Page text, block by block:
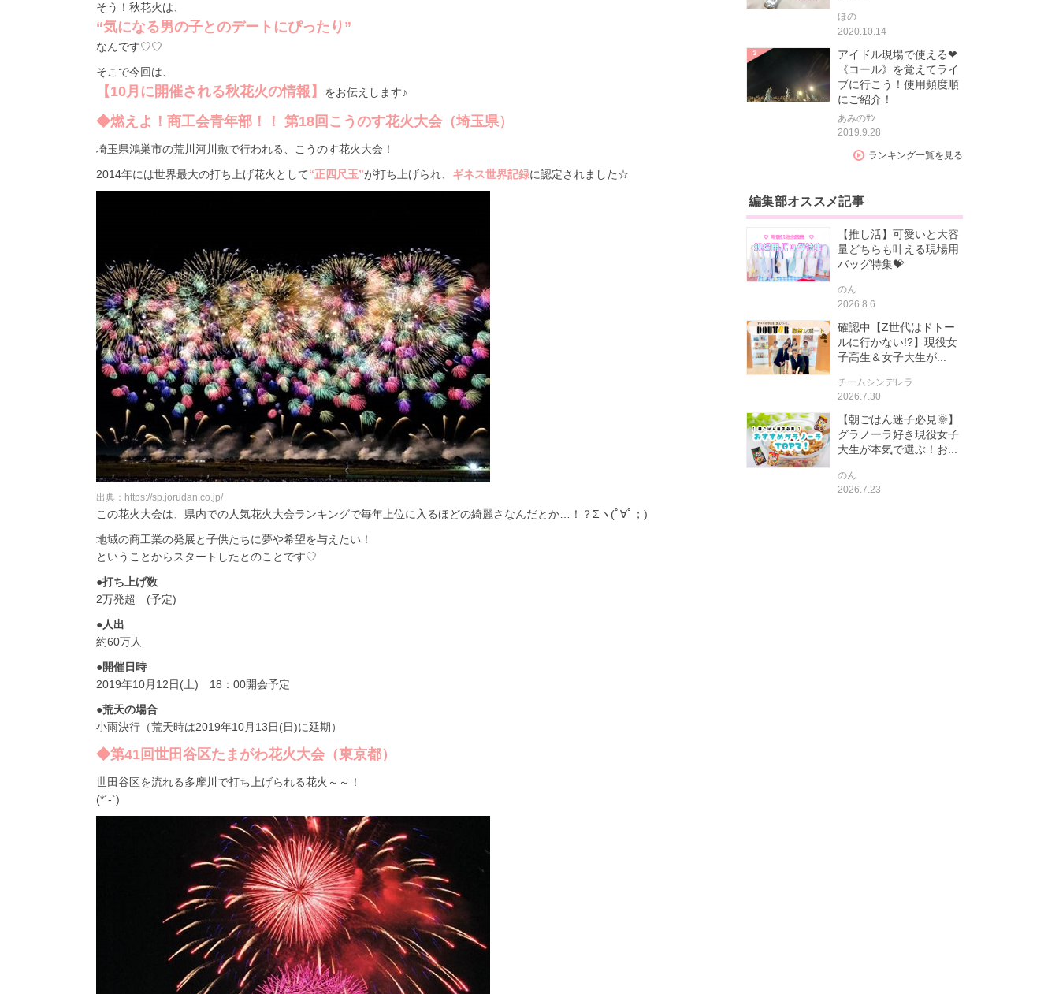
そう！秋花火は、
“気になる男の子とのデートにぴったり”
なんです♡♡
そこで今回は、
【10月に開催される秋花火の情報】 をお伝えします♪
◆燃えよ！商工会青年部！！ 第18回こうのす花火大会（埼玉県）
埼玉県鴻巣市の荒川河川敷で行われる、こうのす花火大会！
2014年には世界最大の打ち上げ花火として“正四尺玉”が打ち上げられ、 ギネス世界記録に認定されました☆
出典：https://sp.jorudan.co.jp/
この花火大会は、県内での人気花火大会ランキングで毎年上位に入るほどの綺麗さなんだとか…！？Σヽ(ﾟ∀ﾟ；)
地域の商工業の発展と子供たちに夢や希望を与えたい！
ということからスタートしたとのことです♡
●打ち上げ数
2万発超 (予定)
●人出
約60万人
●開催日時
2019年10月12日(土) 18：00開会予定
●荒天の場合
小雨決行（荒天時は2019年10月13日(日)に延期）
◆第41回世田谷区たまがわ花火大会（東京都）
世田谷区を流れる多摩川で打ち上げられる花火～～！
(*´-`)
ほの
2020.10.14
アイドル現場で使える❤
《コール》を覚えてライ
ブに行こう！使用頻度順
にご紹介！
あみのｻﾝ
2019.9.28
ランキング一覧を見る
編集部オススメ記事
【推し活】可愛いと大容
量どちらも叶える現場用
バッグ特集💝
のん
2026.8.6
確認中【Z世代はドトー
ルに行かない!?】現役女
子高生＆女子大生が...
チームシンデレラ
2026.7.30
【朝ごはん迷子必見🌞】
グラノーラ好き現役女子
大生が本気で選ぶ！お...
のん
2026.7.23